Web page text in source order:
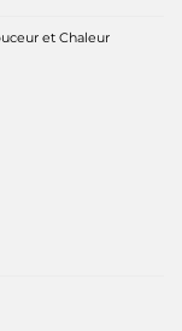
et Chaleur